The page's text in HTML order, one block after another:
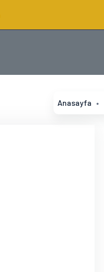
Anasayfa